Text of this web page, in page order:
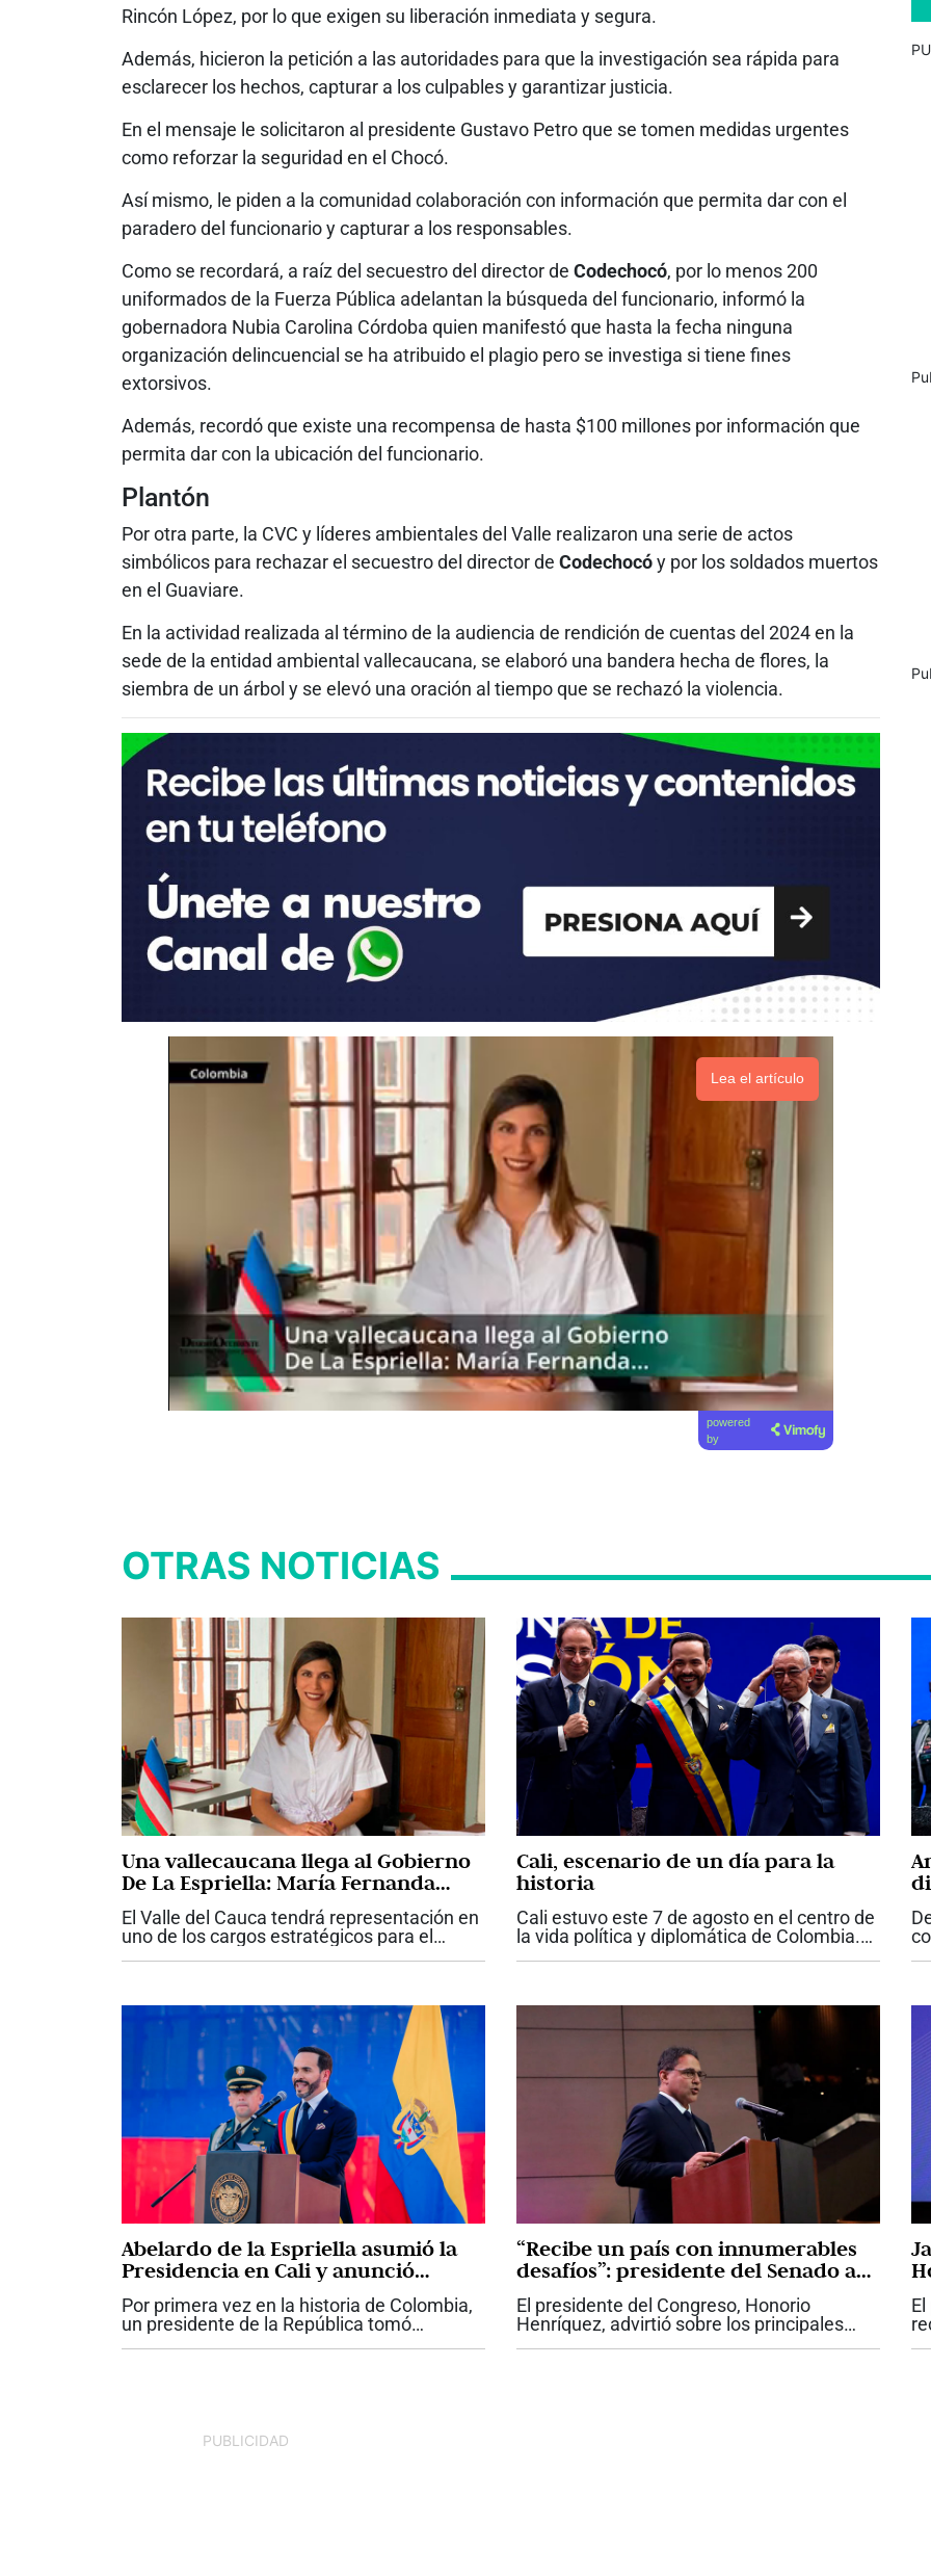
Rincón López, por lo que exigen su liberación inmediata y segura.
Además, hicieron la petición a las autoridades para que la investigación sea rápida para
esclarecer los hechos, capturar a los culpables y garantizar justicia.
En el mensaje le solicitaron al presidente Gustavo Petro que se tomen medidas urgentes
como reforzar la seguridad en el Chocó.
Así mismo, le piden a la comunidad colaboración con información que permita dar con el
paradero del funcionario y capturar a los responsables.
Como se recordará, a raíz del secuestro del director de Codechocó, por lo menos 200
uniformados de la Fuerza Pública adelantan la búsqueda del funcionario, informó la
gobernadora Nubia Carolina Córdoba quien manifestó que hasta la fecha ninguna
organización delincuencial se ha atribuido el plagio pero se investiga si tiene fines
extorsivos.
Además, recordó que existe una recompensa de hasta $100 millones por información que
permita dar con la ubicación del funcionario.
Plantón
Por otra parte, la CVC y líderes ambientales del Valle realizaron una serie de actos
simbólicos para rechazar el secuestro del director de Codechocóy por los soldados muertos
en el Guaviare.
En la actividad realizada al término de la audiencia de rendición de cuentas del 2024 en la
sede de la entidad ambiental vallecaucana, se elaboró una bandera hecha de flores, la
siembra de un árbol y se elevó una oración al tiempo que se rechazó la violencia.
Lea el artículo
powered
by
OTRAS NOTICIAS
Una vallecaucana llega al Gobierno
De La Espriella: María Fernanda
Santa, nueva viceministra de
Infraestructura
El Valle del Cauca tendrá representación en
uno de los cargos estratégicos para el
Cali, escenario de un día para la
historia
Cali estuvo este 7 de agosto en el centro de
la vida política y diplomática de Colombia.
Abelardo de la Espriella asumió la
Presidencia en Cali y anunció
ofensiva contra el crimen y la
corrupción
Por primera vez en la historia de Colombia,
un presidente de la República tomó
“Recibe un país con innumerables
desafíos”: presidente del Senado a
De la Espriella
El presidente del Congreso, Honorio
Henríquez, advirtió sobre los principales
PUBLICIDAD